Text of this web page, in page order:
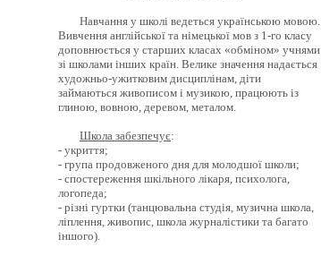
Навчання у школі ведеться українською мовою.
Вивчення англійської та німецької мов з 1-го класу
доповнюється у старших класах «обміном» учнями
зі школами інших країн. Велике значення надається
художньо-ужитковим дисциплінам, діти
займаються живописом і музикою, працюють із
глиною, вовною, деревом, металом.
Школа забезпечує:
- укриття;
- група продовженого дня для молодшої школи;
- спостереження шкільного лікаря, психолога,
логопеда;
- різні гуртки (танцювальна студія, музична школа,
ліплення, живопис, школа журналістики та багато
іншого).